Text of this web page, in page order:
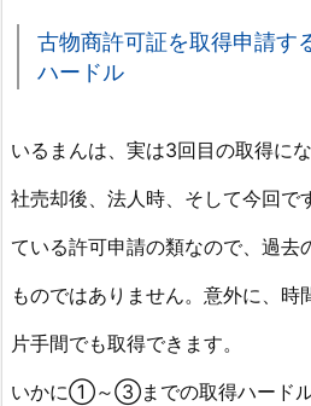
は
何
使
の？
は
し
い？
古物商許可証を取得申請す
ハードル
いるまんは、実は3回目の取得に
社売却後、法人時、そして今回で
ている許可申請の類なので、過去
ものではありません。意外に、時
片手間でも取得できます。
いかに①～③までの取得ハードル